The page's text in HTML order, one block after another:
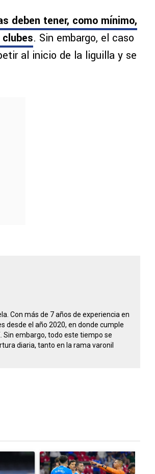
deben tener, como mínimo,
. Sin embargo, el caso
al inicio de la liguilla y se
Con más de 7 años de experiencia en
desde el año 2020, en donde cumple
Sin embargo, todo este tiempo se
diaria, tanto en la rama varonil
con el título "Revelan un detalle clave
Un artículo de tendencia con el